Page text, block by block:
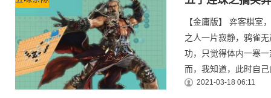
【金庸版】 弈客棋室
之人一片寂静，鸦雀
功，只觉得体内一寒
而，我知道，此时自
2021-03-18 06:11